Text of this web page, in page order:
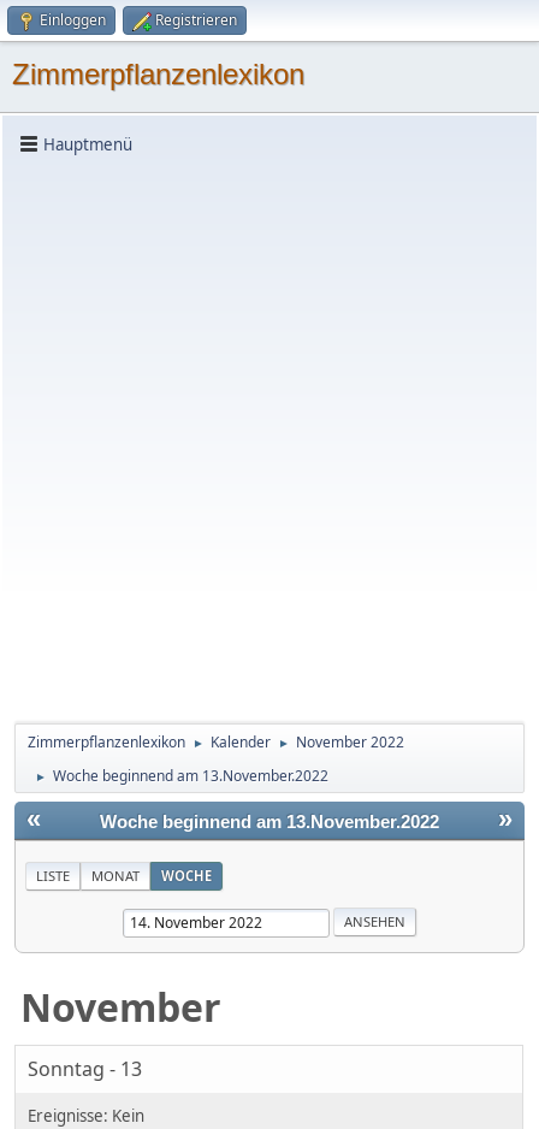
Einloggen Registrieren
Zimmerpflanzenlexikon
Hauptmenü
Zimmerpflanzenlexikon ► Kalender ► November 2022
► Woche beginnend am 13.November.2022
« »
Woche beginnend am 13.November.2022
LISTE MONAT WOCHE
November
Sonntag - 13